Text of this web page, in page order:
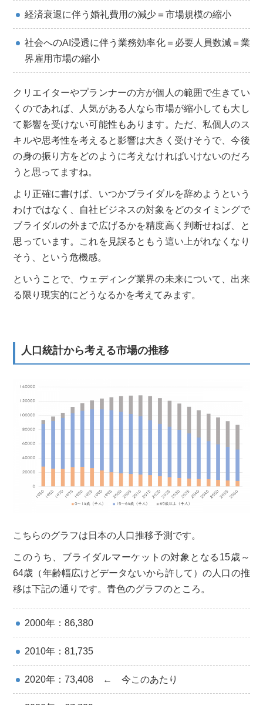
経済衰退に伴う婚礼費用の減少＝市場規模の縮小
社会へのAI浸透に伴う業務効率化＝必要人員数減＝業
界雇用市場の縮小
クリエイターやプランナーの方が個人の範囲で生きてい
くのであれば、人気がある人なら市場が縮小しても大し
て影響を受けない可能性もあります。ただ、私個人のス
キルや思考性を考えると影響は大きく受けそうで、今後
の身の振り方をどのように考えなければいけないのだろ
うと思ってますね。
より正確に書けば、いつかブライダルを辞めようという
わけではなく、自社ビジネスの対象をどのタイミングで
ブライダルの外まで広げるかを精度高く判断せねば、と
思っています。これを見誤るともう這い上がれなくなり
そう、という危機感。
ということで、ウェディング業界の未来について、出来
る限り現実的にどうなるかを考えてみます。
人口統計から考える市場の推移
こちらのグラフは日本の人口推移予測です。
このうち、ブライダルマーケットの対象となる15歳～
64歳（年齢幅広けどデータないから許して）の人口の推
移は下記の通りです。青色のグラフのところ。
2000年：86,380
2010年：81,735
2020年：73,408 ← 今このあたり